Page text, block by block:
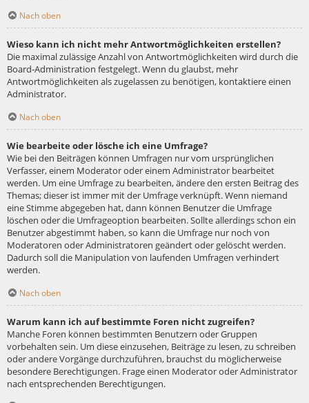
Nach oben
Wieso kann ich nicht mehr Antwortmöglichkeiten erstellen?
Die maximal zulässige Anzahl von Antwortmöglichkeiten wird durch die
Board-Administration festgelegt. Wenn du glaubst, mehr
Antwortmöglichkeiten als zugelassen zu benötigen, kontaktiere einen
Administrator.
Nach oben
Wie bearbeite oder lösche ich eine Umfrage?
Wie bei den Beiträgen können Umfragen nur vom ursprünglichen
Verfasser, einem Moderator oder einem Administrator bearbeitet
werden. Um eine Umfrage zu bearbeiten, ändere den ersten Beitrag des
Themas; dieser ist immer mit der Umfrage verknüpft. Wenn niemand
eine Stimme abgegeben hat, dann können Benutzer die Umfrage
löschen oder die Umfrageoption bearbeiten. Sollte allerdings schon ein
Benutzer abgestimmt haben, so kann die Umfrage nur noch von
Moderatoren oder Administratoren geändert oder gelöscht werden.
Dadurch soll die Manipulation von laufenden Umfragen verhindert
werden.
Nach oben
Warum kann ich auf bestimmte Foren nicht zugreifen?
Manche Foren können bestimmten Benutzern oder Gruppen
vorbehalten sein. Um diese einzusehen, Beiträge zu lesen, zu schreiben
oder andere Vorgänge durchzuführen, brauchst du möglicherweise
besondere Berechtigungen. Frage einen Moderator oder Administrator
nach entsprechenden Berechtigungen.